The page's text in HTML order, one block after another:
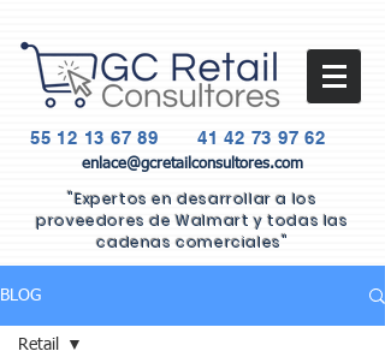
55 12 13 67 89 41 42 73 97 62
enlace@gcretailconsultores.com
"Expertos en desarrollar a los
proveedores de Walmart y todas las
cadenas comerciales"
BLOG
Retail